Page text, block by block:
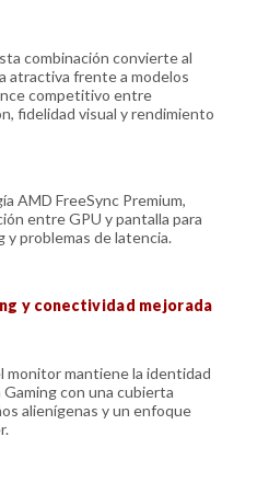
combinación convierte al
atractiva frente a modelos
competitivo entre
fidelidad visual y rendimiento
AMD FreeSync Premium,
entre GPU y pantalla para
problemas de latencia.
y conectividad mejorada
monitor mantiene la identidad
con una cubierta
alienígenas y un enfoque